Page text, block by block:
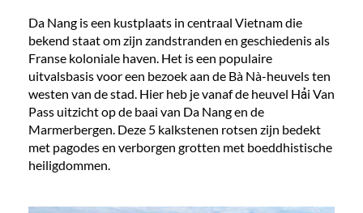
Da Nang is een kustplaats in centraal Vietnam die
bekend staat om zijn zandstranden en geschiedenis als
Franse koloniale haven. Het is een populaire
uitvalsbasis voor een bezoek aan de Bà Nà-heuvels ten
westen van de stad. Hier heb je vanaf de heuvel Hải Van
Pass uitzicht op de baai van Da Nang en de
Marmerbergen. Deze 5 kalkstenen rotsen zijn bedekt
met pagodes en verborgen grotten met boeddhistische
heiligdommen.